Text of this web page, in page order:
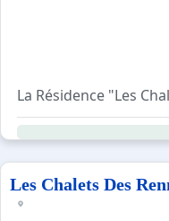
La Résidence "Les
Le + de cette
L'appartement
Au rez de chaussée:
- une entrée avec un
Les Chalets Des